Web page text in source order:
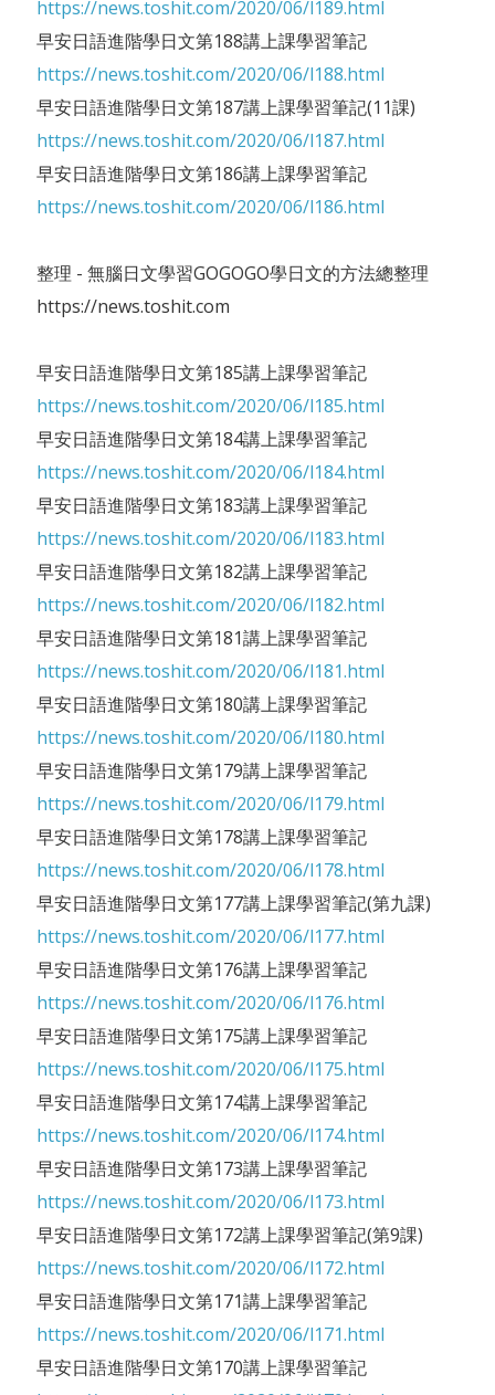
https://news.toshit.com/2020/06/l189.html
早安日語進階學日文第188講上課學習筆記
https://news.toshit.com/2020/06/l188.html
早安日語進階學日文第187講上課學習筆記(11課)
https://news.toshit.com/2020/06/l187.html
早安日語進階學日文第186講上課學習筆記
https://news.toshit.com/2020/06/l186.html
整理 - 無腦日文學習GOGOGO學日文的方法總整理
https://news.toshit.com
早安日語進階學日文第185講上課學習筆記
https://news.toshit.com/2020/06/l185.html
早安日語進階學日文第184講上課學習筆記
https://news.toshit.com/2020/06/l184.html
早安日語進階學日文第183講上課學習筆記
https://news.toshit.com/2020/06/l183.html
早安日語進階學日文第182講上課學習筆記
https://news.toshit.com/2020/06/l182.html
早安日語進階學日文第181講上課學習筆記
https://news.toshit.com/2020/06/l181.html
早安日語進階學日文第180講上課學習筆記
https://news.toshit.com/2020/06/l180.html
早安日語進階學日文第179講上課學習筆記
https://news.toshit.com/2020/06/l179.html
早安日語進階學日文第178講上課學習筆記
https://news.toshit.com/2020/06/l178.html
早安日語進階學日文第177講上課學習筆記(第九課)
https://news.toshit.com/2020/06/l177.html
早安日語進階學日文第176講上課學習筆記
https://news.toshit.com/2020/06/l176.html
早安日語進階學日文第175講上課學習筆記
https://news.toshit.com/2020/06/l175.html
早安日語進階學日文第174講上課學習筆記
https://news.toshit.com/2020/06/l174.html
早安日語進階學日文第173講上課學習筆記
https://news.toshit.com/2020/06/l173.html
早安日語進階學日文第172講上課學習筆記(第9課)
https://news.toshit.com/2020/06/l172.html
早安日語進階學日文第171講上課學習筆記
https://news.toshit.com/2020/06/l171.html
早安日語進階學日文第170講上課學習筆記